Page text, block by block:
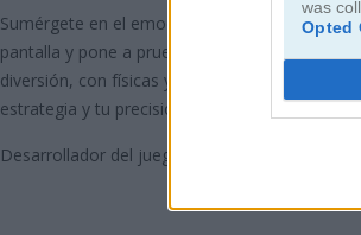
was
Opted
Sumérgete en el emocionante mundo del
pantalla y pone a prueba tu habilidad para
diversión, con físicas y gráficos realistas que
estrategia y tu precisión mientras mejoras tu
Desarrollador del juego: GameDistribution